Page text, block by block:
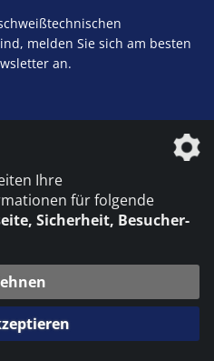
melden Sie sich am besten
an.
ein Unternehmen der
Media GmbH
Ihre
für folgende
Sicherheit, Besucher-